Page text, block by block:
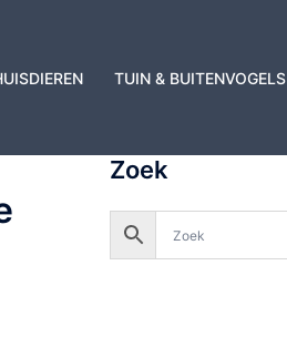
TUIN & BUITENVOGELS
Zoek